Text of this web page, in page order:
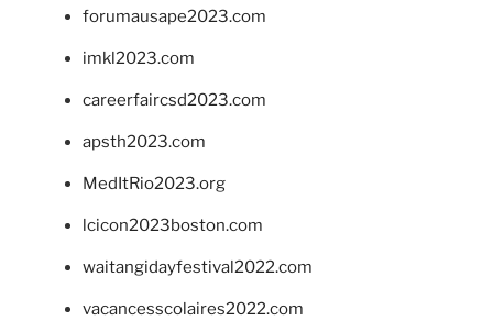
forumausape2023.com
imkl2023.com
careerfaircsd2023.com
apsth2023.com
MedItRio2023.org
lcicon2023boston.com
waitangidayfestival2022.com
vacancesscolaires2022.com